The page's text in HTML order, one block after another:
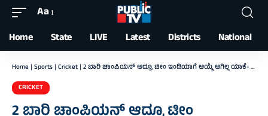
Font
Resizer
Aa
Home State LIVE Latest Districts National
Home | Sports | Cricket | 2 ಬಾರಿ ಚಾಂಪಿಯನ್‌ ಆದ್ರೂ ಟೀಂ ಇಂಡಿಯಾಗೆ ಆಯ್ಕೆ ಆಗಿಲ್ಲ ಯಾಕೆ- ಪಟಿದಾರ್ ಕೈ ಬಿಟ್ಟಿದ್ದನ್ನು ಸಮರ್ಥಿಸಿದ ಅಗರ್ಕರ್‌
CRICKET